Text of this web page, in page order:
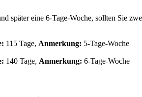
später eine 6-Tage-Woche, sollten Sie
115 Tage, Anmerkung: 5-Tage-Woche
140 Tage, Anmerkung: 6-Tage-Woche